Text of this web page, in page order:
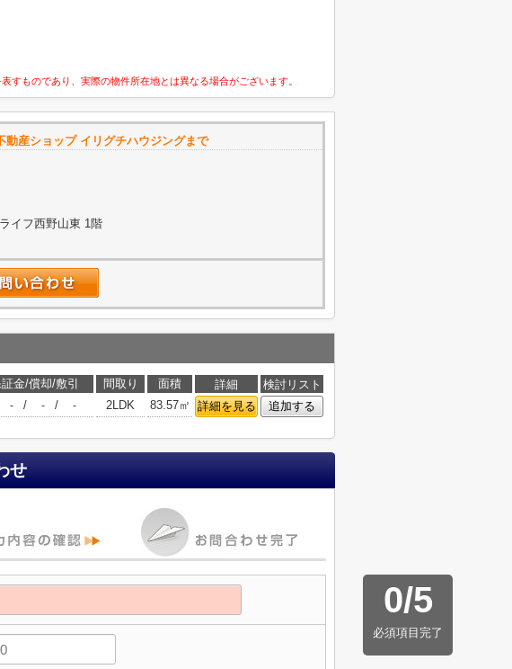
ものであり、実際の物件所在地とは異なる場合がございます。
動産ショップ イリグチハウジングまで
イフ西野山東 1階
金/償却/敷引 間取り 面積 詳細
検討リスト
- / - / - 2LDK 83.57㎡ 詳細を見る 追加する
せ
0/5
必須項目完了